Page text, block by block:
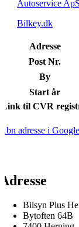
Autoservice ApS
Bilkey.dk
Adresse
Post Nr.
By
Start år
Link til CVR
adresse i
Bilsyn Plus
Bytoften 64B